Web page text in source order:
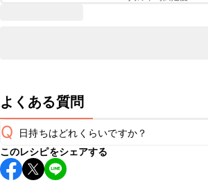
よくある質問
Q 日持ちはどれくらいですか？
保存期間は冷蔵で翌日中が目安です。なる
し上がりください。
このレシピをシェアする